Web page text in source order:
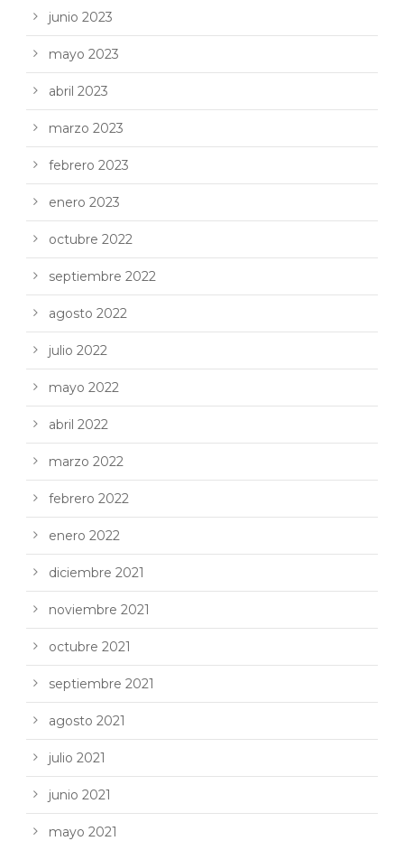
junio 2023
mayo 2023
abril 2023
marzo 2023
febrero 2023
enero 2023
octubre 2022
septiembre 2022
agosto 2022
julio 2022
mayo 2022
abril 2022
marzo 2022
febrero 2022
enero 2022
diciembre 2021
noviembre 2021
octubre 2021
septiembre 2021
agosto 2021
julio 2021
junio 2021
mayo 2021